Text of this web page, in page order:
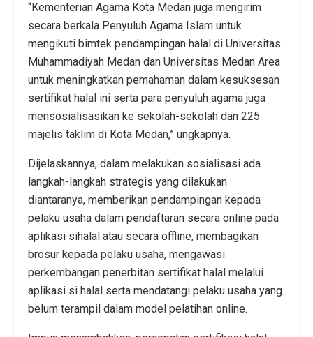
“Kementerian Agama Kota Medan juga mengirim
secara berkala Penyuluh Agama Islam untuk
mengikuti bimtek pendampingan halal di Universitas
Muhammadiyah Medan dan Universitas Medan Area
untuk meningkatkan pemahaman dalam kesuksesan
sertifikat halal ini serta para penyuluh agama juga
mensosialisasikan ke sekolah-sekolah dan 225
majelis taklim di Kota Medan,” ungkapnya.
Dijelaskannya, dalam melakukan sosialisasi ada
langkah-langkah strategis yang dilakukan
diantaranya, memberikan pendampingan kepada
pelaku usaha dalam pendaftaran secara online pada
aplikasi sihalal atau secara offline, membagikan
brosur kepada pelaku usaha, mengawasi
perkembangan penerbitan sertifikat halal melalui
aplikasi si halal serta mendatangi pelaku usaha yang
belum terampil dalam model pelatihan online.